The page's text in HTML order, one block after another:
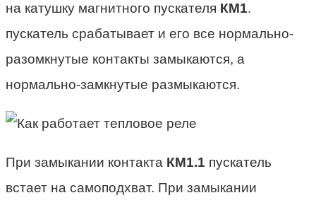
на катушку магнитного пускателя КМ1.
пускатель срабатывает и его все нормально-
разомкнутые контакты замыкаются, а
нормально-замкнутые размыкаются.
При замыкании контакта КМ1.1 пускатель
встает на самоподхват. При замыкании